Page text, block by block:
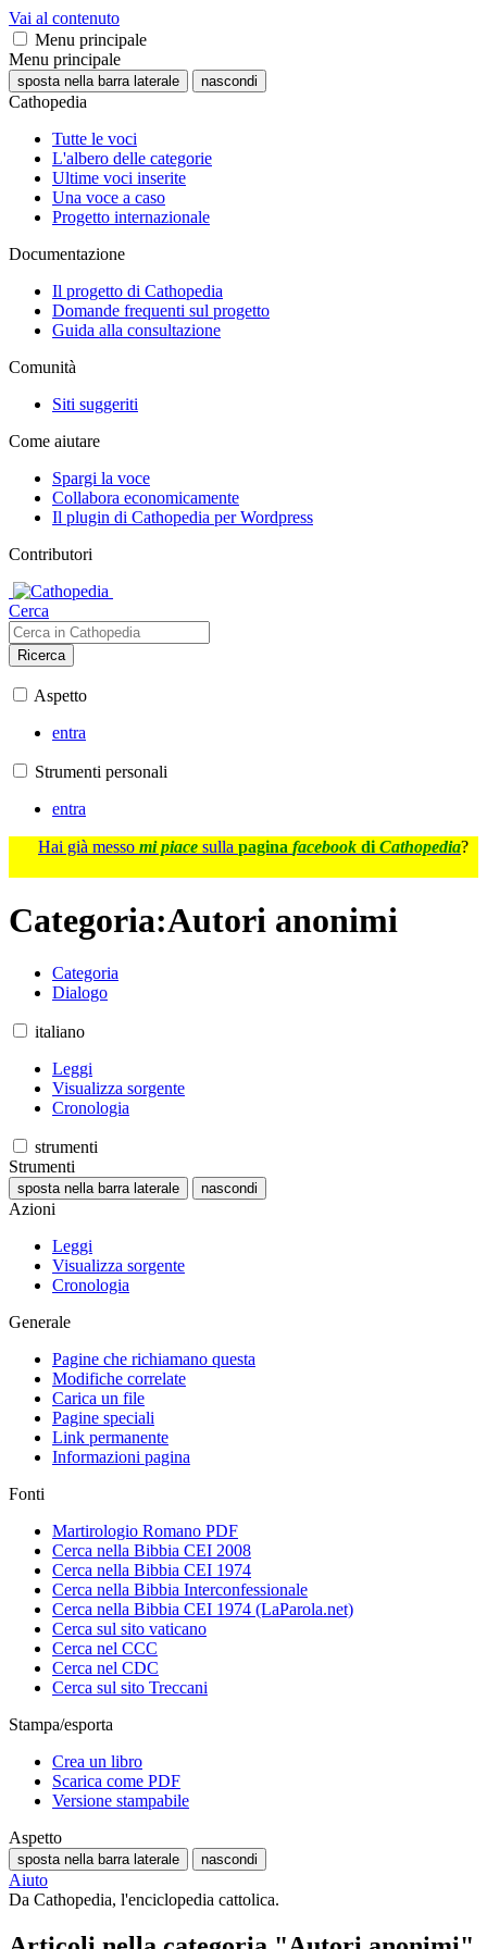
Vai al contenuto
Menu principale
Menu principale
sposta nella barra laterale nascondi
Cathopedia
Tutte le voci
L'albero delle categorie
Ultime voci inserite
Una voce a caso
Progetto internazionale
Documentazione
Il progetto di Cathopedia
Domande frequenti sul progetto
Guida alla consultazione
Comunità
Siti suggeriti
Come aiutare
Spargi la voce
Collabora economicamente
Il plugin di Cathopedia per Wordpress
Contributori
Cerca
Ricerca
Aspetto
entra
Strumenti personali
entra
Hai già messo mi piace sulla pagina facebook di Cathopedia?
Categoria:Autori anonimi
Categoria
Dialogo
italiano
Leggi
Visualizza sorgente
Cronologia
strumenti
Strumenti
sposta nella barra laterale nascondi
Azioni
Leggi
Visualizza sorgente
Cronologia
Generale
Pagine che richiamano questa
Modifiche correlate
Carica un file
Pagine speciali
Link permanente
Informazioni pagina
Fonti
Martirologio Romano PDF
Cerca nella Bibbia CEI 2008
Cerca nella Bibbia CEI 1974
Cerca nella Bibbia Interconfessionale
Cerca nella Bibbia CEI 1974 (LaParola.net)
Cerca sul sito vaticano
Cerca nel CCC
Cerca nel CDC
Cerca sul sito Treccani
Stampa/esporta
Crea un libro
Scarica come PDF
Versione stampabile
Aspetto
sposta nella barra laterale nascondi
Aiuto
Da Cathopedia, l'enciclopedia cattolica.